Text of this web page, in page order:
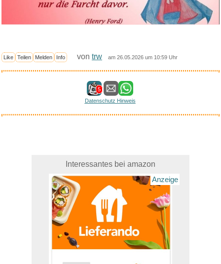
Like Teilen Melden Info von trw am 26.05.2026 um 10:59 Uhr
5
Datenschutz Hinweis
Interessantes bei amazon
Anzeige